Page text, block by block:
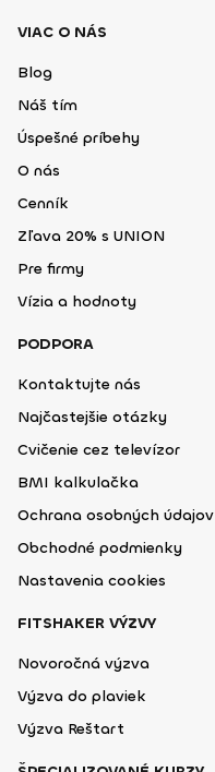
VIAC O NÁS
Blog
Náš tím
Úspešné príbehy
O nás
Cenník
Zľava 20% s UNION
Pre firmy
Vízia a hodnoty
PODPORA
Kontaktujte nás
Najčastejšie otázky
Cvičenie cez televízor
BMI kalkulačka
Ochrana osobných údajov
Obchodné podmienky
Nastavenia cookies
FITSHAKER VÝZVY
Novoročná výzva
Výzva do plaviek
Výzva Reštart